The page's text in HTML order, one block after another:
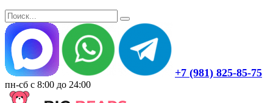
+7 (981) 825-85-75
пн-сб с 8:00 до 24:00